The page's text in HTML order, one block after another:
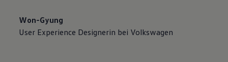
Won-Gyung
User Experience Designerin bei Volkswagen